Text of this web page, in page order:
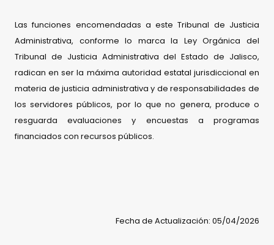
Las funciones encomendadas a este Tribunal de Justicia
Administrativa, conforme lo marca la Ley Orgánica del
Tribunal de Justicia Administrativa del Estado de Jalisco,
radican en ser la máxima autoridad estatal jurisdiccional en
materia de justicia administrativa y de responsabilidades de
los servidores públicos, por lo que no genera, produce o
resguarda evaluaciones y encuestas a programas
financiados con recursos públicos.
Fecha de Actualización: 05/04/2026